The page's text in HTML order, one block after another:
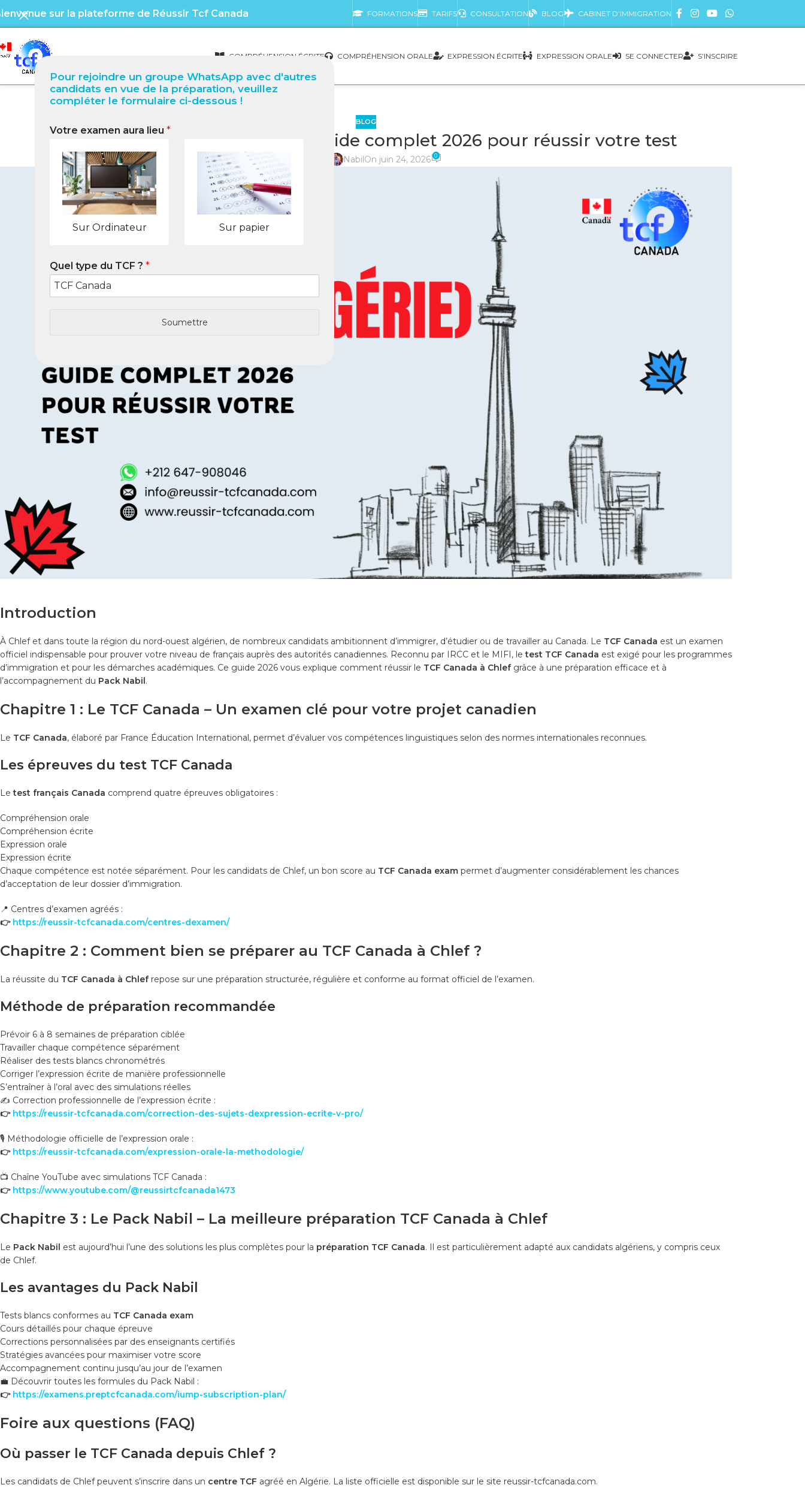
Pour rejoindre un groupe WhatsApp avec d'autres
candidats en vue de la préparation, veuillez
compléter le formulaire ci-dessous !
Votre examen aura lieu *
Sur Ordinateur Sur papier
Quel type du TCF ? *
Soumettre
sur la plateforme de Réussir Tcf Canada FORMATIONS TARIFS CONSULTATION BLOG CABINET D’IMMIGRATION
COMPRÉHENSION ÉCRITE COMPRÉHENSION ORALE EXPRESSION ÉCRITE EXPRESSION ORALE SE CONNECTER S’INSCRIRE
BLOG
TCF Canada à Chlef (Algérie) : Guide complet 2026 pour réussir votre test
NabilOn juin 24, 2026 0
Introduction
À Chlef et dans toute la région du nord-ouest algérien, de nombreux candidats ambitionnent d’immigrer, d’étudier ou de travailler au Canada. Le TCF Canada est un examen
officiel indispensable pour prouver votre niveau de français auprès des autorités canadiennes. Reconnu par IRCC et le MIFI, letest TCF Canada est exigé pour les programmes
d’immigration et pour les démarches académiques. Ce guide 2026 vous explique comment réussir le TCF Canada à Chlefgrâce à une préparation efficace et à
l’accompagnement du Pack Nabil.
Chapitre 1 : Le TCF Canada – Un examen clé pour votre projet canadien
Le TCF Canada, élaboré par France Éducation International, permet d’évaluer vos compétences linguistiques selon des normes internationales reconnues.
Les épreuves du test TCF Canada
Letest français Canada comprend quatre épreuves obligatoires :
Compréhension orale
Compréhension écrite
Expression orale
Expression écrite
Chaque compétence est notée séparément. Pour les candidats de Chlef, un bon score au TCF Canada exam permet d’augmenter considérablement les chances
d’acceptation de leur dossier d’immigration.
📍 Centres d’examen agréés :
👉 https://reussir-tcfcanada.com/centres-dexamen/
Chapitre 2 : Comment bien se préparer au TCF Canada à Chlef ?
La réussite du TCF Canada à Chlefrepose sur une préparation structurée, régulière et conforme au format officiel de l’examen.
Méthode de préparation recommandée
Prévoir 6 à 8 semaines de préparation ciblée
Travailler chaque compétence séparément
Réaliser des tests blancs chronométrés
Corriger l’expression écrite de manière professionnelle
S’entraîner à l’oral avec des simulations réelles
✍️ Correction professionnelle de l’expression écrite :
👉 https://reussir-tcfcanada.com/correction-des-sujets-dexpression-ecrite-v-pro/
🎙️ Méthodologie officielle de l’expression orale :
👉 https://reussir-tcfcanada.com/expression-orale-la-methodologie/
📺 Chaîne YouTube avec simulations TCF Canada :
👉 https://www.youtube.com/@reussirtcfcanada1473
Chapitre 3 : Le Pack Nabil – La meilleure préparation TCF Canada à Chlef
Le Pack Nabil est aujourd’hui l’une des solutions les plus complètes pour la préparation TCF Canada. Il est particulièrement adapté aux candidats algériens, y compris ceux
de Chlef.
Les avantages du Pack Nabil
Tests blancs conformes au TCF Canada exam
Cours détaillés pour chaque épreuve
Corrections personnalisées par des enseignants certifiés
Stratégies avancées pour maximiser votre score
Accompagnement continu jusqu’au jour de l’examen
💼 Découvrir toutes les formules du Pack Nabil :
👉 https://examens.preptcfcanada.com/iump-subscription-plan/
Foire aux questions (FAQ)
Où passer le TCF Canada depuis Chlef ?
Les candidats de Chlef peuvent s’inscrire dans un centre TCF agréé en Algérie. La liste officielle est disponible sur le site reussir-tcfcanada.com.